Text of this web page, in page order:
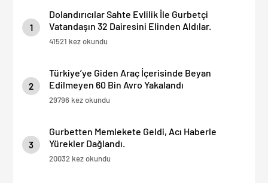
1
Dolandırıcılar Sahte Evlilik İle Gurbetçi
Vatandaşın 32 Dairesini Elinden Aldılar.
41521 kez okundu
2
Türkiye’ye Giden Araç İçerisinde Beyan
Edilmeyen 60 Bin Avro Yakalandı
29796 kez okundu
3
Gurbetten Memlekete Geldi, Acı Haberle
Yürekler Dağlandı.
20032 kez okundu